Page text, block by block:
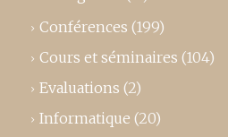
Conférences (199)
Cours et séminaires (104)
Evaluations (2)
Informatique (20)